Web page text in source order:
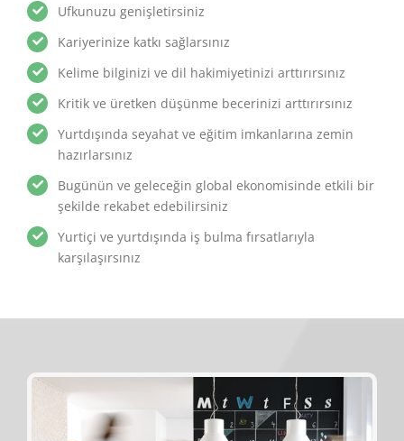
Ufkunuzu genişletirsiniz
Kariyerinize katkı sağlarsınız
Kelime bilginizi ve dil hakimiyetinizi arttırırsınız
Kritik ve üretken düşünme becerinizi arttırırsınız
Yurtdışında seyahat ve eğitim imkanlarına zemin
hazırlarsınız
Bugünün ve geleceğin global ekonomisinde etkili bir
şekilde rekabet edebilirsiniz
Yurtiçi ve yurtdışında iş bulma fırsatlarıyla
karşılaşırsınız